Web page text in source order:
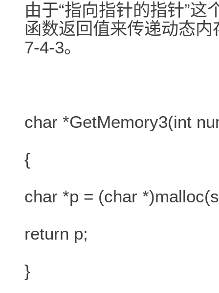
由于“指向指针的指针”
函数返回值来传递动态
7-4-3。
char *GetMemory3(int
{
char *p = (char
return p;
}